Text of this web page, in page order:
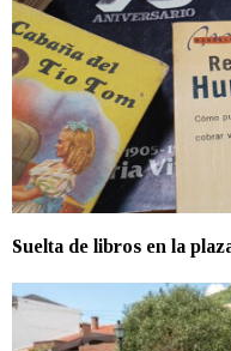
Suelta de libros en la